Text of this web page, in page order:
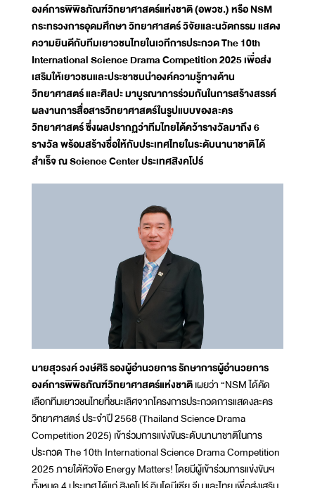
องค์การพิพิธภัณฑ์วิทยาศาสตร์แห่งชาติ (อพวช.) หรือ NSM
กระทรวงการอุดมศึกษา วิทยาศาสตร์ วิจัยและนวัตกรรม แสดง
ความยินดีกับทีมเยาวชนไทยในเวทีการประกวด The 10th
International Science Drama Competition 2025 เพื่อส่ง
เสริมให้เยาวชนและประชาชนนำองค์ความรู้ทางด้าน
วิทยาศาสตร์ และศิลปะ มาบูรณาการร่วมกันในการสร้างสรรค์
ผลงานการสื่อสารวิทยาศาสตร์ในรูปแบบของละคร
วิทยาศาสตร์ ซึ่งผลปรากฏว่าทีมไทยได้คว้ารางวัลมาถึง 6
รางวัล พร้อมสร้างชื่อให้กับประเทศไทยในระดับนานาชาติได้
สำเร็จ ณ Science Center ประเทศสิงคโปร์
นายสุวรงค์ วงษ์ศิริ รองผู้อำนวยการ รักษาการผู้อำนวยการ
องค์การพิพิธภัณฑ์วิทยาศาสตร์แห่งชาติเผยว่า “NSM ได้คัด
เลือกทีมเยาวชนไทยที่ชนะเลิศจากโครงการประกวดการแสดงละคร
วิทยาศาสตร์ ประจำปี 2568 (Thailand Science Drama
Competition 2025) เข้าร่วมการแข่งขันระดับนานาชาติในการ
ประกวด The 10th International Science Drama Competition
2025 ภายใต้หัวข้อ Energy Matters! โดยมีผู้เข้าร่วมการแข่งขันฯ